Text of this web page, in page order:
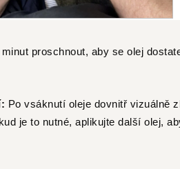
proschnout, aby se olej
Po vsáknutí oleje dovnitř vizuálně
je to nutné, aplikujte další olej,